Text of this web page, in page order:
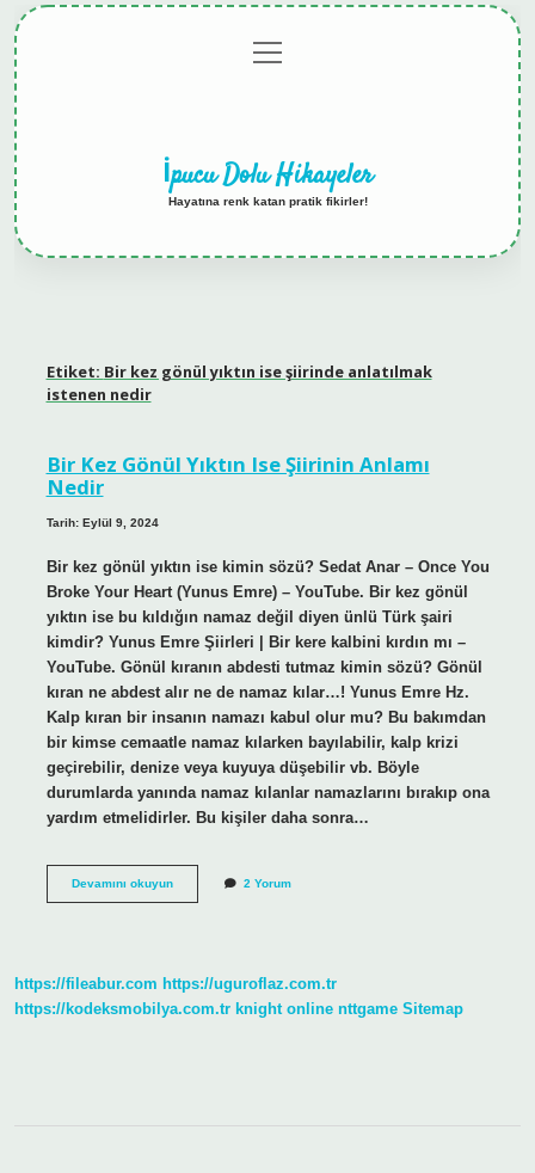
menüyü
aç
İpucu Dolu Hikayeler
Hayatına renk katan pratik fikirler!
Etiket: Bir kez gönül yıktın ise şiirinde anlatılmak
istenen nedir
Bir Kez Gönül Yıktın Ise Şiirinin Anlamı
Nedir
Tarih: Eylül 9, 2024
Bir kez gönül yıktın ise kimin sözü? Sedat Anar – Once You
Broke Your Heart (Yunus Emre) – YouTube. Bir kez gönül
yıktın ise bu kıldığın namaz değil diyen ünlü Türk şairi
kimdir? Yunus Emre Şiirleri | Bir kere kalbini kırdın mı –
YouTube. Gönül kıranın abdesti tutmaz kimin sözü? Gönül
kıran ne abdest alır ne de namaz kılar…! Yunus Emre Hz.
Kalp kıran bir insanın namazı kabul olur mu? Bu bakımdan
bir kimse cemaatle namaz kılarken bayılabilir, kalp krizi
geçirebilir, denize veya kuyuya düşebilir vb. Böyle
durumlarda yanında namaz kılanlar namazlarını bırakıp ona
yardım etmelidirler. Bu kişiler daha sonra…
Devamını okuyunBir
Anlamı
2 Yorum
https://fileabur.com https://uguroflaz.com.tr
https://kodeksmobilya.com.tr knight online nttgame Sitemap